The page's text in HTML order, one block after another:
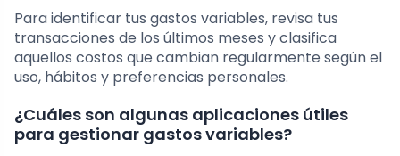
Para identificar tus gastos variables, revisa tus
transacciones de los últimos meses y clasifica
aquellos costos que cambian regularmente según el
uso, hábitos y preferencias personales.
¿Cuáles son algunas aplicaciones útiles
para gestionar gastos variables?